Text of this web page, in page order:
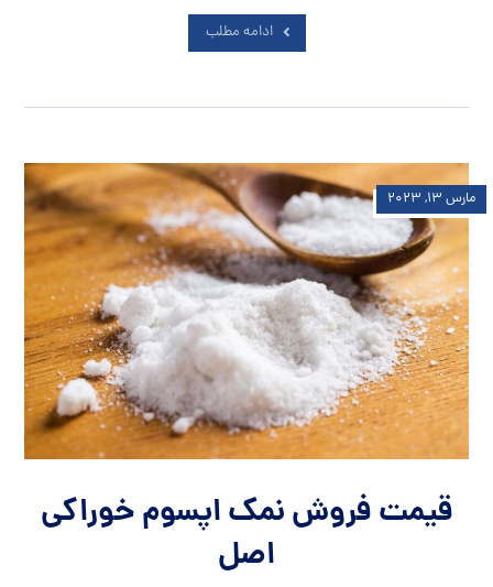
ادامه مطلب
قیمت فروش نمک اپسوم خوراکی
اصل
مارس ۱۳, ۲۰۲۳